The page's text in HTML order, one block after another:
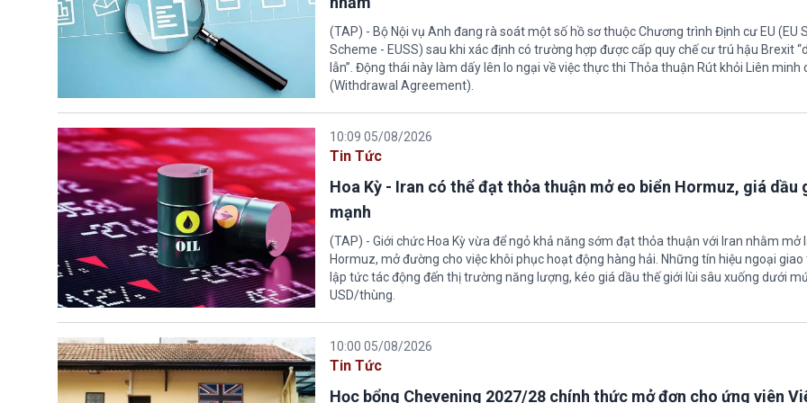
(TAP) - Bộ Nội vụ Anh đang rà soát một số hồ sơ thuộc Chương trình Định cư EU (EU
Scheme - EUSS) sau khi xác định có trường hợp được cấp quy chế cư trú hậu Brexit
lẫn”. Động thái này làm dấy lên lo ngại về việc thực thi Thỏa thuận Rút khỏi Liên minh
(Withdrawal Agreement).
10:09 05/08/2026
Tin Tức
Hoa Kỳ - Iran có thể đạt thỏa thuận mở eo biển Hormuz, giá dầu
mạnh
(TAP) - Giới chức Hoa Kỳ vừa để ngỏ khả năng sớm đạt thỏa thuận với Iran nhằm mở
Hormuz, mở đường cho việc khôi phục hoạt động hàng hải. Những tín hiệu ngoại
lập tức tác động đến thị trường năng lượng, kéo giá dầu thế giới lùi sâu xuống dưới
USD/thùng.
10:00 05/08/2026
Tin Tức
Học bổng Chevening 2027/28 chính thức mở đơn cho ứng viên